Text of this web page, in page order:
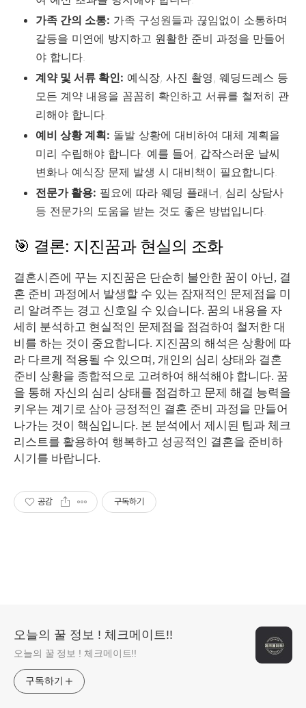
가족 간의 소통: 가족 구성원들과 끊임없이 소통하며
갈등을 미연에 방지하고 원활한 준비 과정을 만들어
야 합니다.
계약 및 서류 확인: 예식장, 사진 촬영, 웨딩드레스 등
모든 계약 내용을 꼼꼼히 확인하고 서류를 철저히 관
리해야 합니다.
예비 상황 계획: 돌발 상황에 대비하여 대체 계획을
미리 수립해야 합니다. 예를 들어, 갑작스러운 날씨
변화나 예식장 문제 발생 시 대비책이 필요합니다.
전문가 활용: 필요에 따라 웨딩 플래너, 심리 상담사
등 전문가의 도움을 받는 것도 좋은 방법입니다.
🎯 결론: 지진꿈과 현실의 조화
결혼시즌에 꾸는 지진꿈은 단순히 불안한 꿈이 아닌, 결
혼 준비 과정에서 발생할 수 있는 잠재적인 문제점을 미
리 알려주는 경고 신호일 수 있습니다. 꿈의 내용을 자
세히 분석하고 현실적인 문제점을 점검하여 철저한 대
비를 하는 것이 중요합니다. 지진꿈의 해석은 상황에 따
라 다르게 적용될 수 있으며, 개인의 심리 상태와 결혼
준비 상황을 종합적으로 고려하여 해석해야 합니다. 꿈
을 통해 자신의 심리 상태를 점검하고 문제 해결 능력을
키우는 계기로 삼아 긍정적인 결혼 준비 과정을 만들어
나가는 것이 핵심입니다. 본 분석에서 제시된 팁과 체크
리스트를 활용하여 행복하고 성공적인 결혼을 준비하
시기를 바랍니다.
공감 구독하기
오늘의 꿀 정보 ! 체크메이트!!
오늘의 꿀 정보 ! 체크메이트!!
구독하기